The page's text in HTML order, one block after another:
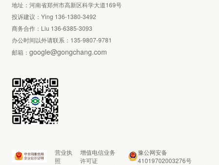
地址：河南省郑州市高新区科学大道169号
投诉建议：Ying 136-1380-3492
商务合作：Liu 136-6385-3093
办公时间以外请联系： 135-9807-9781
邮箱： google@gongchang.com
营业执
照
增值电信业务
许可证
豫公网安备
41019702003276号